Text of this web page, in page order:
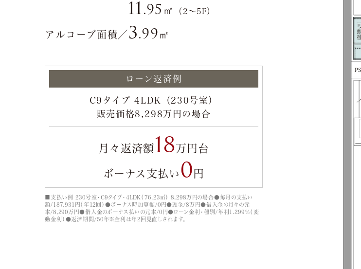
11.95 ㎡ （2〜5F）
アルコーブ面積／ 3.99㎡
ローン返済例
C9タイプ 4LDK（230号室）
販売価格8,298万円の場合
月々返済額18万円台
ボーナス支払い 0 円
■支払い例 230号室・C9タイプ・4LDK（76.23㎡） 8,298万円の場合●毎月の支払い
額/187,931円（年12回）●ボーナス時加算額/0円●頭金/8万円●借入金の月々の元
本/8,290万円●借入金のボーナス払いの元本/0円●ローン金利・種別/年利1.299％（変
動金利）●返済期間/50年※金利は年2回見直しされます。